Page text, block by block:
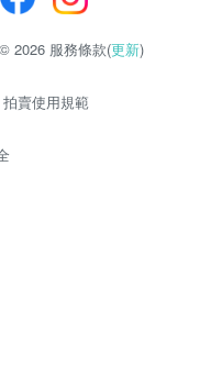
2026 服務條款(更新)
拍賣使用規範